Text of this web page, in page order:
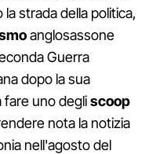
strada della politica,
anglosassone
Guerra
dopo la sua
fare uno degliscoop
nota la notizia
nell'agosto del